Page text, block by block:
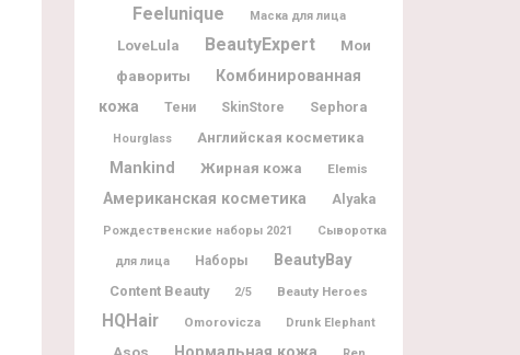
Feelunique Маска для лица
LoveLula BeautyExpert
Мои
фавориты
Комбинированная
кожа
Тени SkinStore Sephora
Hourglass Английская косметика
Mankind Жирная кожа Elemis
Американская косметика Alyaka
Рождественские наборы 2021 Сыворотка
для лица Наборы BeautyBay
Content Beauty 2/5 Beauty Heroes
HQHair Omorovicza Drunk Elephant